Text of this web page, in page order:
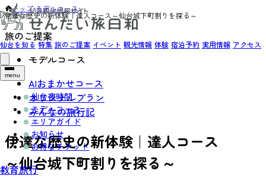
仙台を知る 特集 旅のご提案 イベント 観光情報 体験 宿泊予約 実用情報 アクセス
menu
仙台夜時間
モデルコース
エリアガイド
お知らせ
お得なチケット
教育旅行
トップ›モデルコース›
伊達な歴史の新体験｜達人コース～仙台城下町割りを探る～
旅のご提案
モデルコース
AIおまかせコース
オリジナルプラン
みんなの旅行記
伊達な歴史の新体験｜達人コース
～仙台城下町割りを探る～